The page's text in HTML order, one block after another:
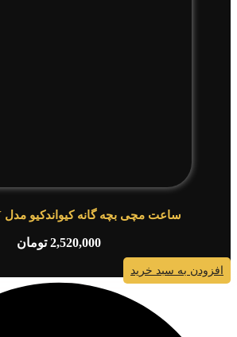
ساعت مچی بچه گانه کیواندکیو مدل VR47J029Y
2,520,000 تومان
افزودن به سبد خرید